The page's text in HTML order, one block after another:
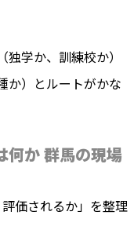
学か、訓練校か）
か）とルートがかな
何か 群馬の現場
価されるか」を整理